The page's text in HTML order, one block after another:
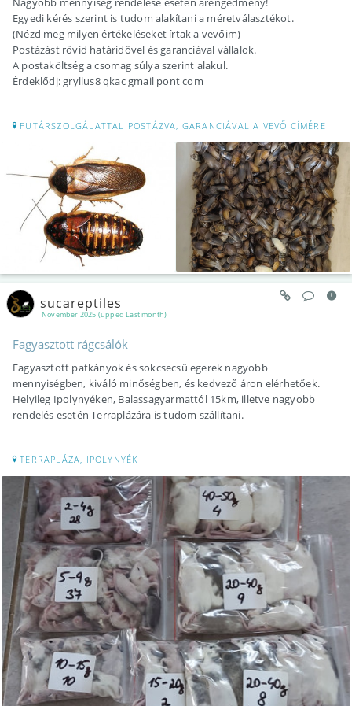
Egyedi kérés szerint is tudom alakítani a méretválasztékot.
(Nézd meg milyen értékeléseket írtak a vevőim)
Postázást rövid határidővel és garanciával vállalok.
A postaköltség a csomag súlya szerint alakul.
Érdeklődj: gryllus8 qkac gmail pont com
FUTÁRSZOLGÁLATTAL POSTÁZVA, GARANCIÁVAL A VEVŐ CÍMÉRE
November 2025 (upped Last month)
sucareptiles
Fagyasztott rágcsálók
Fagyasztott patkányok és sokcsecsű egerek nagyobb
mennyiségben, kiváló minőségben, és kedvező áron elérhetőek.
Helyileg Ipolynyéken, Balassagyarmattól 15km, illetve nagyobb
rendelés esetén Terraplázára is tudom szállítani.
TERRAPLÁZA, IPOLYNYÉK